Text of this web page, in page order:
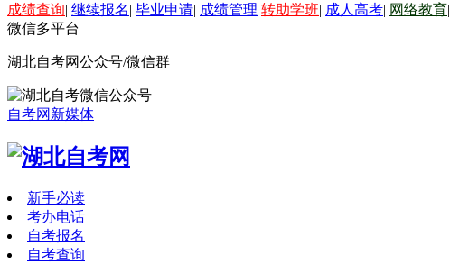
成绩查询| 继续报名| 毕业申请| 成绩管理 转助学班| 成人高考| 网络教育|
微信多平台
湖北自考网公众号/微信群
自考网新媒体
新手必读
考办电话
自考报名
自考查询